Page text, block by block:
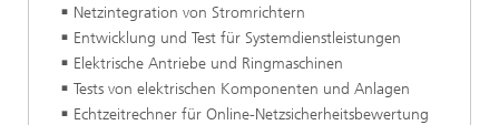
Netzintegration von Stromrichtern
Entwicklung und Test für Systemdienstleistungen
Elektrische Antriebe und Ringmaschinen
Tests von elektrischen Komponenten und Anlagen
Echtzeitrechner für Online-Netzsicherheitsbewertung